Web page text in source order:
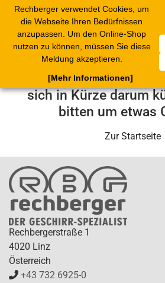
Rechberger verwendet Cookies, um
die Webseite Ihren Bedürfnissen
anzupassen. Um den Online-Shop
nutzen zu können, müssen Sie diese
Meldung akzeptieren.
[Mehr Informationen]
Leider ist ein
aufgetreten. Unser
sich in Kürze darum
bitten um etwas
Zur Startseite
Rechbergerstraße 1
4020 Linz
Österreich
+43 732 6925-0